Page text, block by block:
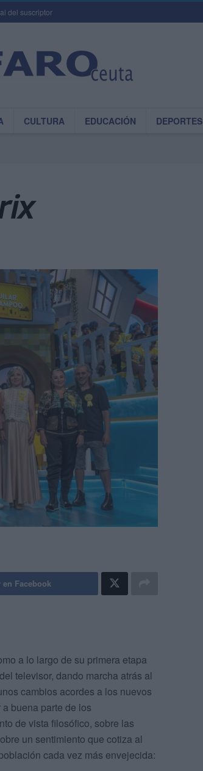
del suscriptor
CULTURA EDUCACIÓN DEPORTES
Facebook
a lo largo de su primera etapa
televisor, dando marcha atrás al
cambios acordes a los nuevos
buena parte de los
de vista filosófico, sobre las
un sentimiento que cotiza al
cada vez más envejecida: